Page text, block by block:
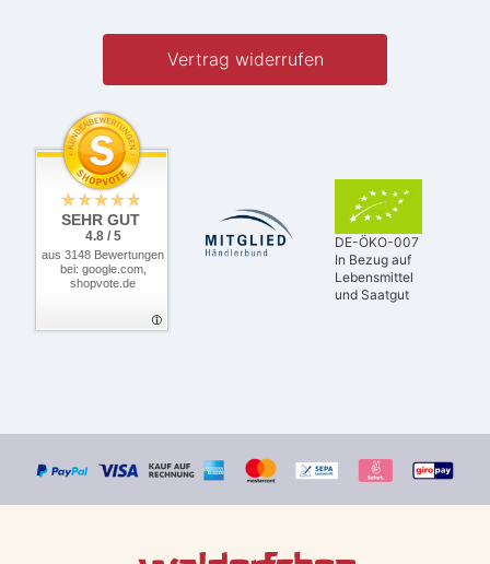
Vertrag widerrufen
SEHR GUT
4.8 / 5
aus 3148 Bewertungen
bei: google.com,
shopvote.de
DE-ÖKO-007
In Bezug auf
Lebensmittel
und Saatgut